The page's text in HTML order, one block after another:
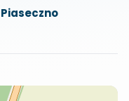
Piaseczno